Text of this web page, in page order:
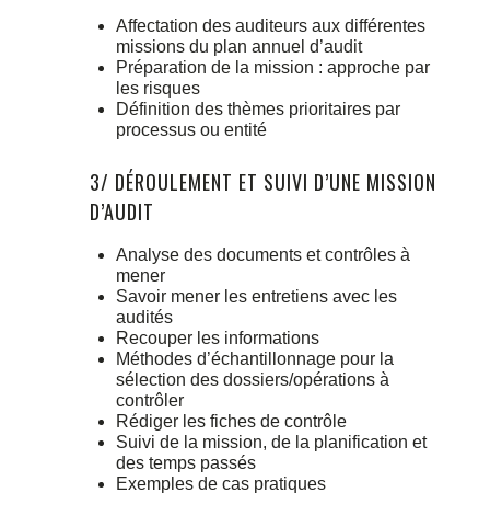
Affectation des auditeurs aux différentes
missions du plan annuel d’audit
Préparation de la mission : approche par
les risques
Définition des thèmes prioritaires par
processus ou entité
3/ DÉROULEMENT ET SUIVI D’UNE MISSION
D’AUDIT
Analyse des documents et contrôles à
mener
Savoir mener les entretiens avec les
audités
Recouper les informations
Méthodes d’échantillonnage pour la
sélection des dossiers/opérations à
contrôler
Rédiger les fiches de contrôle
Suivi de la mission, de la planification et
des temps passés
Exemples de cas pratiques